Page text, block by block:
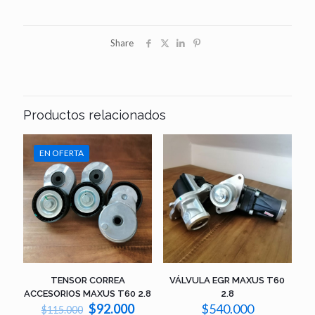
Share
Productos relacionados
EN OFERTA
TENSOR CORREA
ACCESORIOS MAXUS T60 2.8
$115.000 El
$92.000El
VÁLVULA EGR MAXUS T60
2.8
$540.000